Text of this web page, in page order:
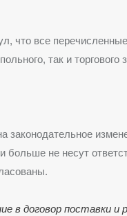
что все
так и торгового
больше не несут
в договор поставки и